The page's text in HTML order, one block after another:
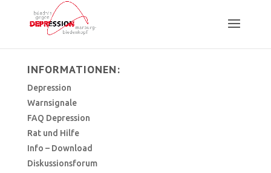
INFORMATIONEN:
Depression
Warnsignale
FAQ Depression
Rat und Hilfe
Info – Download
Diskussionsforum